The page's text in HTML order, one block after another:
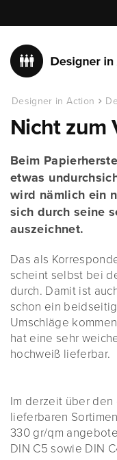
Designer in Action
Nicht zum
Beim
etwas
wird nämlich ein
sich durch seine
auszeichnet.
Das als
scheint selbst bei
durch. Damit ist
schon ein
Umschläge
hat eine sehr
hochweiß lieferbar.
Im derzeit über
lieferbaren
330 gr/qm
DIN C5 sowie DIN